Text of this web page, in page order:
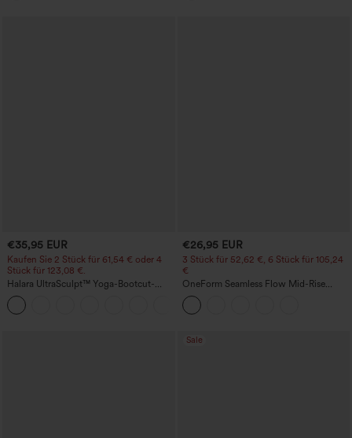
€35,95 EUR
Kaufen Sie 2 Stück für 61,54 € oder 4
Stück für 123,08 €.
Halara UltraSculpt™ Yoga-Bootcut-
Leggings mit hoher Taille,
bauchformender Unterstützung und
Tasche
€26,95 EUR
3 Stück für 52,62 €, 6 Stück für 105,24
€
OneForm Seamless Flow Mid-Rise
Yoga-Leggings - mittelhoher Bund,
bauchformend und mit Po-Lifting-
Effekt
Sale